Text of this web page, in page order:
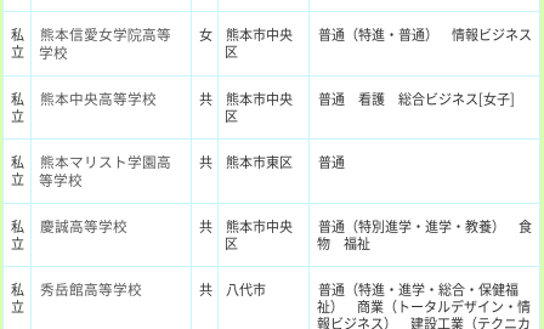
私
立
熊本信愛女学院高等
学校
女
熊本市中央
区
普通（特進・普通） 情報ビジネス
私
立
熊本中央高等学校 共
熊本市中央
区
普通 看護 総合ビジネス[女子]
私
立
熊本マリスト学園高
等学校
共 熊本市東区 普通
私
立
慶誠高等学校 共
熊本市中央
区
普通（特別進学・進学・教養） 食
物 福祉
私
立
秀岳館高等学校 共 八代市
普通（特進・進学・総合・保健福
祉） 商業（トータルデザイン・情
報ビジネス） 建設工業（テクニカ